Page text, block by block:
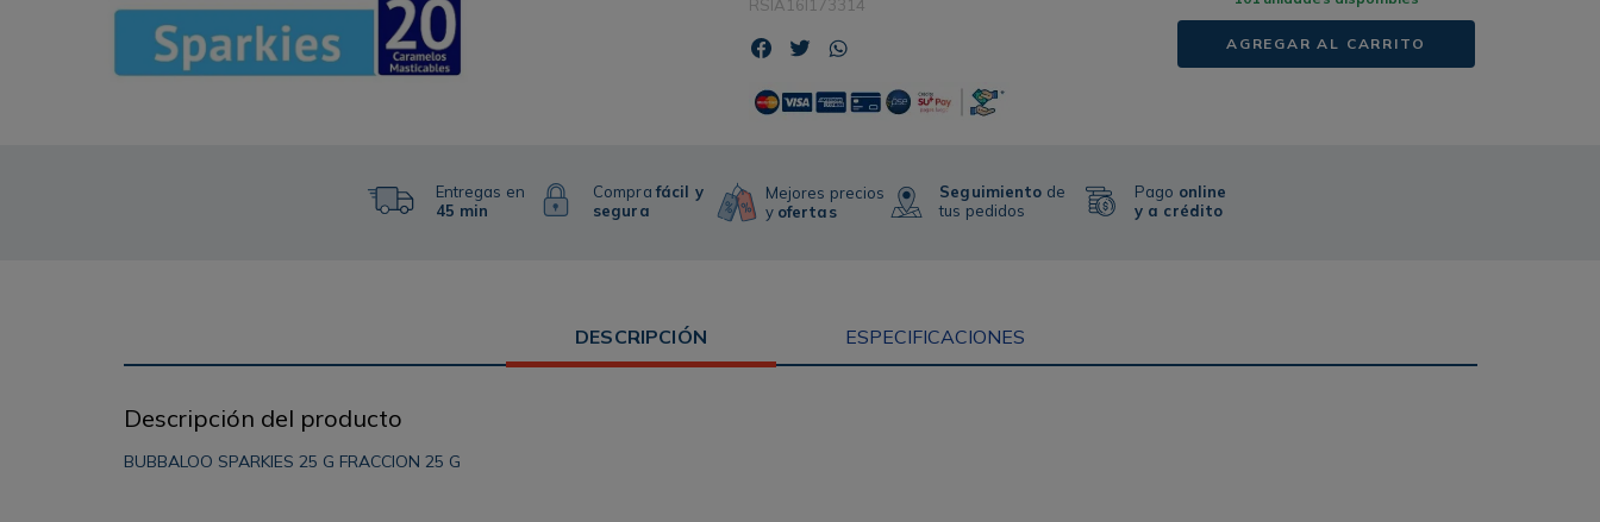
RSIA16I173314
AGREGAR AL CARRITO
Entregas en
45 min
Comprafácil y
segura
Mejores precios
y ofertas
Seguimiento de
tus pedidos
Pago online
y a crédito
DESCRIPCIÓN ESPECIFICACIONES
Descripción del producto
BUBBALOO SPARKIES 25 G FRACCION 25 G